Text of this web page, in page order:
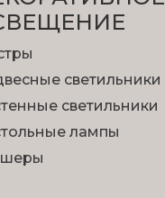
светильники
светильники
лампы